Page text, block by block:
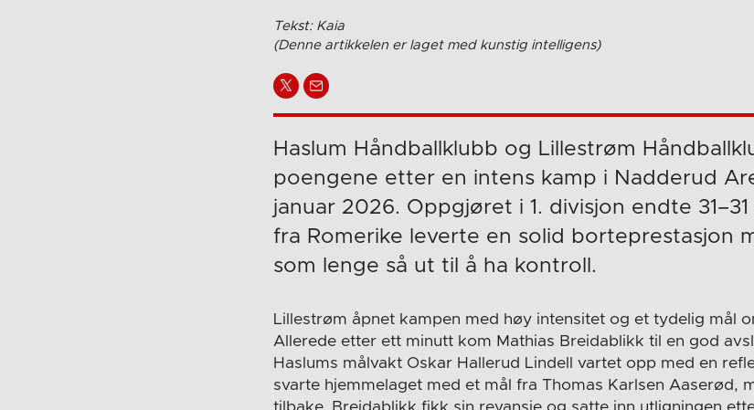
Tekst: Kaia
(Denne artikkelen er laget med kunstig intelligens)
Haslum Håndballklubb og Lillestrøm
poengene etter en intens kamp i Nadderud
januar 2026. Oppgjøret i 1. divisjon endte
fra Romerike leverte en solid borteprestasjon
som lenge så ut til å ha kontroll.
Lillestrøm åpnet kampen med høy intensitet og et tydelig mål
Allerede etter ett minutt kom Mathias Breidablikk til en god
Haslums målvakt Oskar Hallerud Lindell vartet opp med en
svarte hjemmelaget med et mål fra Thomas Karlsen Aaserød,